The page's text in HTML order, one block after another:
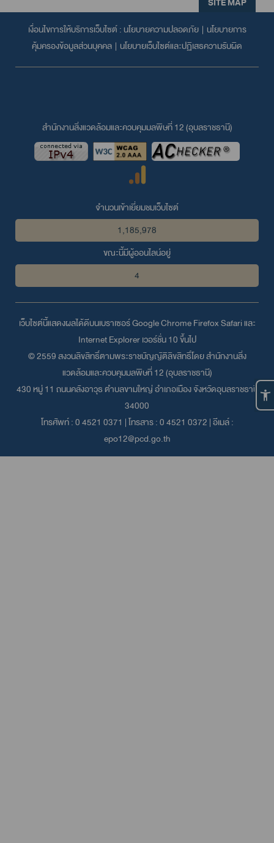
เงื่อนไขการให้บริการเว็บไซต์ : นโยบายความปลอดภัย| นโยบายการ
คุ้มครองข้อมูลส่วนบุคคล | นโยบายเว็บไซต์และปฏิเสธความรับผิด
สำนักงานสิ่งแวดล้อมและควบคุมมลพิษที่ 12 (อุบลราชธานี)
จำนวนเข้าเยี่ยมชมเว็บไซต์
1,185,978
ขณะนี้มีผู้ออนไลน์อยู่
4
เว็บไซต์นี้แสดงผลได้ดีบนเบราเซอร์Google ChromeFirefoxSafariและ
Internet Explorerเวอร์ชั่น 10 ขึ้นไป
© 2559 สงวนลิขสิทธิ์ตามพระราชบัญญัติลิขสิทธิ์โดย สำนักงานสิ่ง
แวดล้อมและควบคุมมลพิษที่ 12 (อุบลราชธานี)
430 หมู่ 11 ถนนคลังอาวุธ ตำบลขามใหญ่ อำเภอเมือง จังหวัดอุบลราชธานี
34000
โทรศัพท์ :0 4521 0371 | โทรสาร : 0 4521 0372 | อีเมล์ :
epo12@pcd.go.th